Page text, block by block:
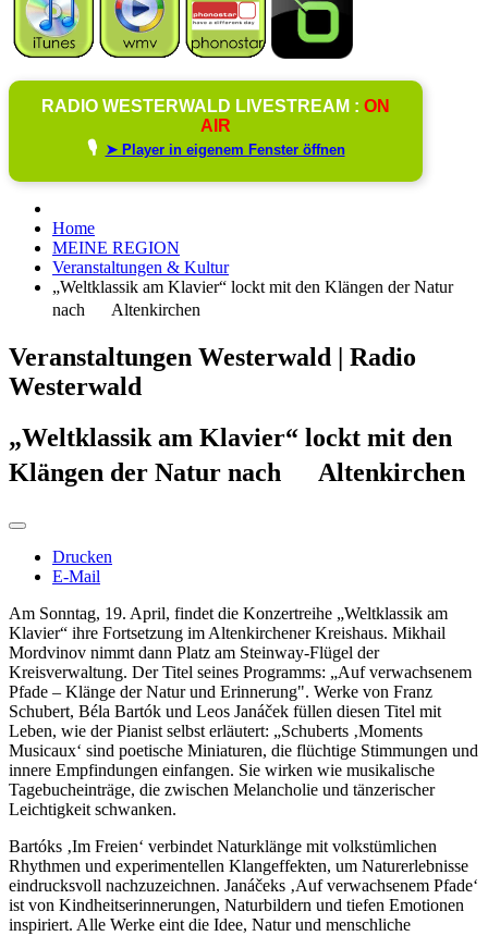
RADIO WESTERWALD LIVESTREAM : ON
AIR
🎙️ ➤ Player in eigenem Fenster öffnen
Home
MEINE REGION
Veranstaltungen & Kultur
„Weltklassik am Klavier“ lockt mit den Klängen der Natur
nach Altenkirchen
Veranstaltungen Westerwald | Radio
Westerwald
„Weltklassik am Klavier“ lockt mit den
Klängen der Natur nach Altenkirchen
Drucken
E-Mail
Am Sonntag, 19. April, findet die Konzertreihe „Weltklassik am
Klavier“ ihre Fortsetzung im Altenkirchener Kreishaus. Mikhail
Mordvinov nimmt dann Platz am Steinway-Flügel der
Kreisverwaltung. Der Titel seines Programms: „Auf verwachsenem
Pfade – Klänge der Natur und Erinnerung". Werke von Franz
Schubert, Béla Bartók und Leos Janáček füllen diesen Titel mit
Leben, wie der Pianist selbst erläutert: „Schuberts ‚Moments
Musicaux‘ sind poetische Miniaturen, die flüchtige Stimmungen und
innere Empfindungen einfangen. Sie wirken wie musikalische
Tagebucheinträge, die zwischen Melancholie und tänzerischer
Leichtigkeit schwanken.
Bartóks ‚Im Freien‘ verbindet Naturklänge mit volkstümlichen
Rhythmen und experimentellen Klangeffekten, um Naturerlebnisse
eindrucksvoll nachzuzeichnen. Janáčeks ‚Auf verwachsenem Pfade‘
ist von Kindheitserinnerungen, Naturbildern und tiefen Emotionen
inspiriert. Alle Werke eint die Idee, Natur und menschliche